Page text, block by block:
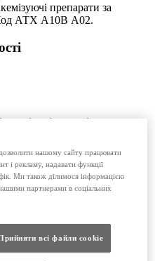
препарати за
Код АТX А10В А02.
дією як на
гіперглікемію. Він не
не викликає гіпоглікемії.
а в комбінації з
чинить за допомогою
глюкози у печінці.
нашому сайту працювати
і рекламу, надавати функції
Ми також ділимося інформацією
партнерами в соціальних
всі файли сookie